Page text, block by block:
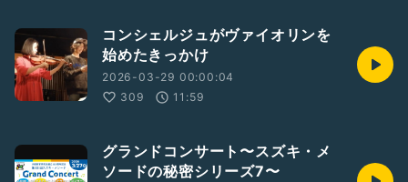
コンシェルジュがヴァイオリンを
始めたきっかけ
2026-03-29 00:00:04
309
11:59
グランドコンサート〜スズキ・メ
ソードの秘密シリーズ7〜